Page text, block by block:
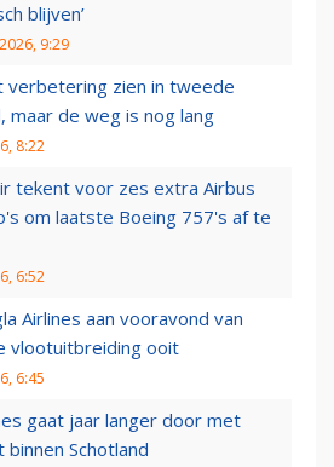
blijven’
9:29
verbetering zien in tweede
maar de weg is nog lang
8:22
tekent voor zes extra Airbus
om laatste Boeing 757's af te
6:52
Airlines aan vooravond van
vlootuitbreiding ooit
6:45
gaat jaar langer door met
binnen Schotland